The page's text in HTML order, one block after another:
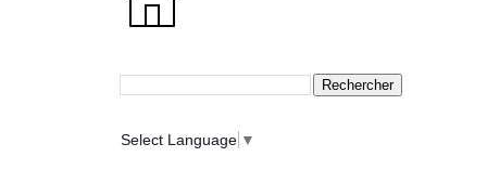
Select Language ▼